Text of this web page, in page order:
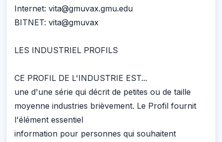
Internet: vita@gmuvax.gmu.edu
BITNET: vita@gmuvax
LES INDUSTRIEL PROFILS
CE PROFIL DE L'INDUSTRIE EST...
une d'une série qui décrit de petites ou de taille
moyenne industries brièvement. Le Profil fournit
l'élément essentiel
information pour personnes qui souhaitent